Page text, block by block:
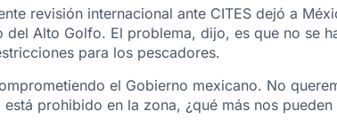
revisión internacional ante CITES dejó a
del Alto Golfo. El problema, dijo, es que no se
para los pescadores.
el Gobierno mexicano. No
prohibido en la zona, ¿qué más nos pueden